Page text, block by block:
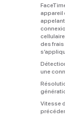
appareil
des
une
Vitesse